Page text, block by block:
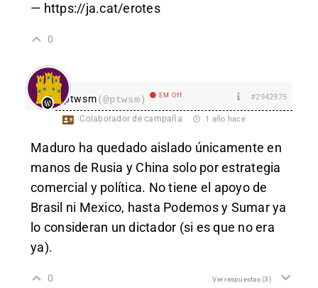
— https://ja.cat/erotes
0
ptwsm(@ptwsm) EM Off #2942975
Colaborador de campaña 1 año hace
Maduro ha quedado aislado únicamente en
manos de Rusia y China solo por estrategia
comercial y política. No tiene el apoyo de
Brasil ni Mexico, hasta Podemos y Sumar ya
lo consideran un dictador (si es que no era
ya).
0 Ver respuestas(3)